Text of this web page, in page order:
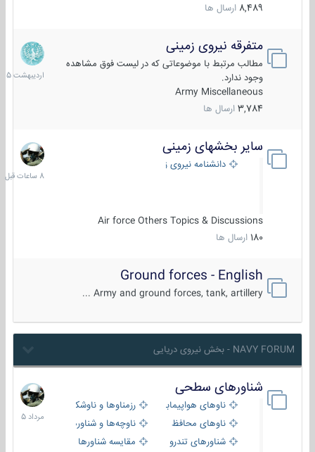
8,489 ارسال ها
متفرقه نیروی زمینی
مطالب مرتبط با موضوعاتی که در لیست فوق مشاهده
وجود ندارد.
Army Miscellaneous
3,784 ارسال ها
27
1405
سایر بخشهای زمینی
دانشنامه نیروی زمینی
Air force Others Topics & Discussions
180 ارسال ها
8
ساعات
قبل
Ground forces - English
Army and ground forces, tank, artillery ...
NAVY FORUM - بخش نیروی دریایی
شناورهای سطحی
ناوهای هواپیمابر و بالگرد بررزمناوها و ناوشکن‌ها
ناوهای محافظ
ناوچه‌ها و شناورهای گشتی
شناورهای تندرو
مقایسه شناورها
2
مرداد
1405